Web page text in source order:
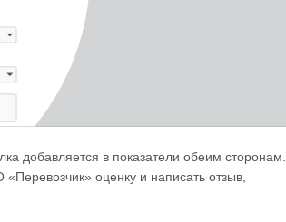
добавляется в показатели обеим сторонам.
оценку и написать отзыв,